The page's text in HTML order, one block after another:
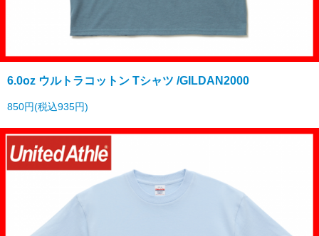
6.0oz ウルトラコットン Tシャツ /GILDAN2000
850円(税込935円)